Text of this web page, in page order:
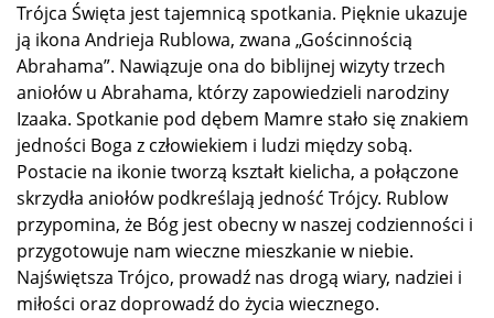
Trójca Święta jest tajemnicą spotkania. Pięknie ukazuje
ją ikona Andrieja Rublowa, zwana „Gościnnością
Abrahama”. Nawiązuje ona do biblijnej wizyty trzech
aniołów u Abrahama, którzy zapowiedzieli narodziny
Izaaka. Spotkanie pod dębem Mamre stało się znakiem
jedności Boga z człowiekiem i ludzi między sobą.
Postacie na ikonie tworzą kształt kielicha, a połączone
skrzydła aniołów podkreślają jedność Trójcy. Rublow
przypomina, że Bóg jest obecny w naszej codzienności i
przygotowuje nam wieczne mieszkanie w niebie.
Najświętsza Trójco, prowadź nas drogą wiary, nadziei i
miłości oraz doprowadź do życia wiecznego.